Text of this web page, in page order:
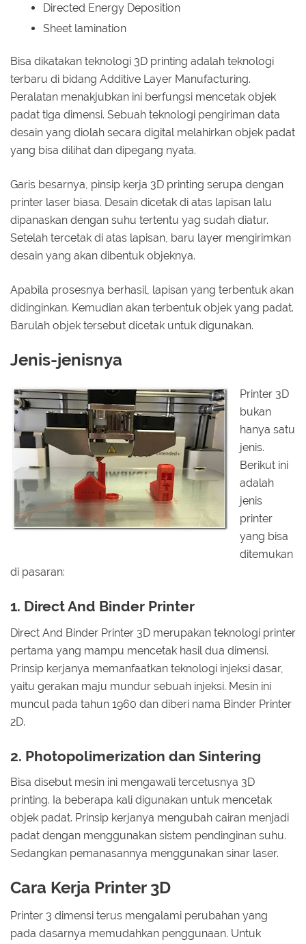
Directed Energy Deposition
Sheet lamination
Bisa dikatakan teknologi 3D printing adalah teknologi
terbaru di bidang Additive Layer Manufacturing.
Peralatan menakjubkan ini berfungsi mencetak objek
padat tiga dimensi. Sebuah teknologi pengiriman data
desain yang diolah secara digital melahirkan objek padat
yang bisa dilihat dan dipegang nyata.
Garis besarnya, pinsip kerja 3D printing serupa dengan
printer laser biasa. Desain dicetak di atas lapisan lalu
dipanaskan dengan suhu tertentu yag sudah diatur.
Setelah tercetak di atas lapisan, baru layer mengirimkan
desain yang akan dibentuk objeknya.
Apabila prosesnya berhasil, lapisan yang terbentuk akan
didinginkan. Kemudian akan terbentuk objek yang padat.
Barulah objek tersebut dicetak untuk digunakan.
Jenis-jenisnya
Printer 3D
bukan
hanya satu
jenis.
Berikut ini
adalah
jenis
printer
yang bisa
ditemukan
di pasaran:
1. Direct And Binder Printer
Direct And Binder Printer 3D merupakan teknologi printer
pertama yang mampu mencetak hasil dua dimensi.
Prinsip kerjanya memanfaatkan teknologi injeksi dasar,
yaitu gerakan maju mundur sebuah injeksi. Mesin ini
muncul pada tahun 1960 dan diberi nama Binder Printer
2D.
2. Photopolimerization dan Sintering
Bisa disebut mesin ini mengawali tercetusnya 3D
printing. Ia beberapa kali digunakan untuk mencetak
objek padat. Prinsip kerjanya mengubah cairan menjadi
padat dengan menggunakan sistem pendinginan suhu.
Sedangkan pemanasannya menggunakan sinar laser.
Cara Kerja Printer 3D
Printer 3 dimensi terus mengalami perubahan yang
pada dasarnya memudahkan penggunaan. Untuk